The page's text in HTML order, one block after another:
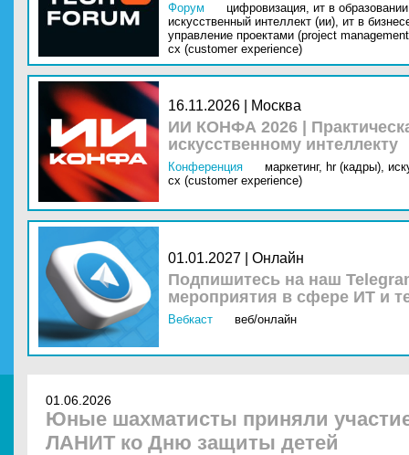
Форум цифровизация, ит в
искусственный интеллект (ии), ит в
управление проектами (project
cx (customer experience)
16.11.2026 | Москва
ИИ КОНФА 2026 |
искусственному интеллекту
Конференция маркетинг, hr (кадры),
cx (customer experience)
01.01.2027 | Онлайн
Подпишитесь на наш
мероприятия в сфере ИТ и
Вебкаст веб/онлайн
01.06.2026
Юные шахматисты приняли
ЛАНИТ ко Дню защиты детей